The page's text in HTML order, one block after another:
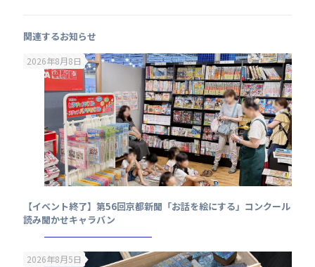
関連するお知らせ
2026年8月8日
【イベント終了】第56回京都新聞「お話を絵にする」コンクール
読み聞かせキャラバン
2026年8月5日